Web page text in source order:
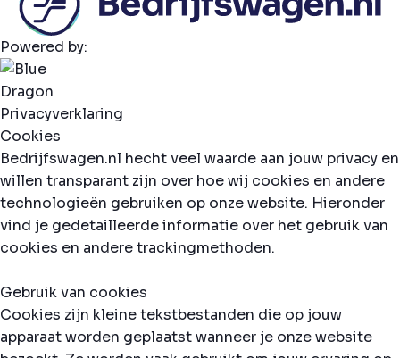
Powered by:
Privacyverklaring
Cookies
Bedrijfswagen.nl hecht veel waarde aan jouw privacy en
willen transparant zijn over hoe wij cookies en andere
technologieën gebruiken op onze website. Hieronder
vind je gedetailleerde informatie over het gebruik van
cookies en andere trackingmethoden.
Gebruik van cookies
Cookies zijn kleine tekstbestanden die op jouw
apparaat worden geplaatst wanneer je onze website